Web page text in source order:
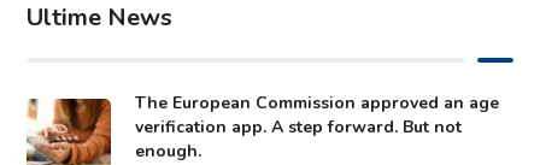
Ultime News
The European Commission approved an age
verification app. A step forward. But not
enough.